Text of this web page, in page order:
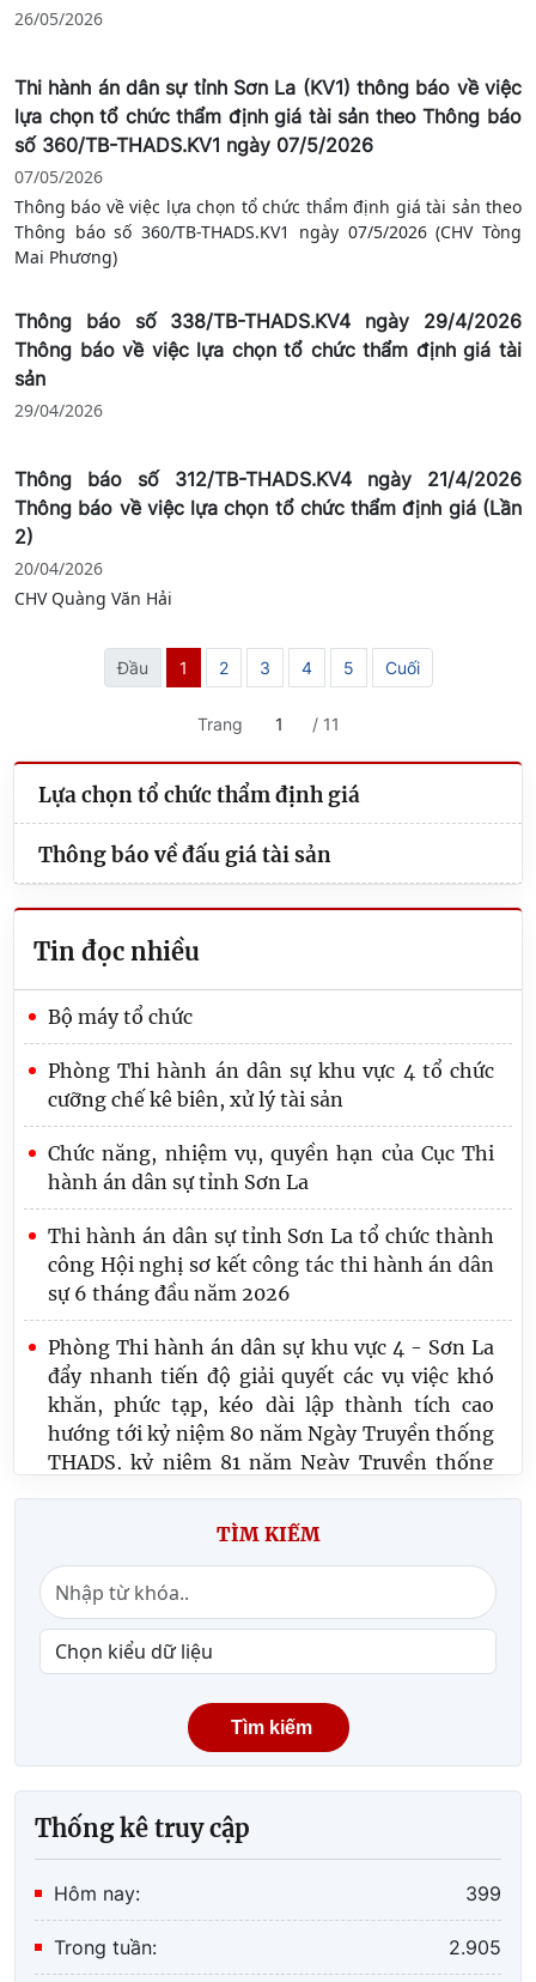
26/05/2026
Thi hành án dân sự tỉnh Sơn La (KV1) thông báo về việc
lựa chọn tổ chức thẩm định giá tài sản theo Thông báo
số 360/TB-THADS.KV1 ngày 07/5/2026
07/05/2026
Thông báo về việc lựa chọn tổ chức thẩm định giá tài sản theo
Thông báo số 360/TB-THADS.KV1 ngày 07/5/2026 (CHV Tòng
Mai Phương)
Thông báo số 338/TB-THADS.KV4 ngày 29/4/2026
Thông báo về việc lựa chọn tổ chức thẩm định giá tài
sản
29/04/2026
Thông báo số 312/TB-THADS.KV4 ngày 21/4/2026
Thông báo về việc lựa chọn tổ chức thẩm định giá (Lần
2)
20/04/2026
CHV Quàng Văn Hải
Đầu 1 2 3 4 5 Cuối
Trang / 11
Lựa chọn tổ chức thẩm định giá
Thông báo về đấu giá tài sản
Tin đọc nhiều
Bộ máy tổ chức
Phòng Thi hành án dân sự khu vực 4 tổ chức
cưỡng chế kê biên, xử lý tài sản
Chức năng, nhiệm vụ, quyền hạn của Cục Thi
hành án dân sự tỉnh Sơn La
Thi hành án dân sự tỉnh Sơn La tổ chức thành
công Hội nghị sơ kết công tác thi hành án dân
sự 6 tháng đầu năm 2026
Phòng Thi hành án dân sự khu vực 4 - Sơn La
đẩy nhanh tiến độ giải quyết các vụ việc khó
khăn, phức tạp, kéo dài lập thành tích cao
hướng tới kỷ niệm 80 năm Ngày Truyền thống
THADS, kỷ niệm 81 năm Ngày Truyền thống
Công bố và trao Quyết định bổ nhiệm Phó
Trưởng Thi hành án dân sự tỉnh Sơn La
TÌM KIẾM
Tìm kiếm
Thống kê truy cập
Hôm nay: 399
Trong tuần: 2.905